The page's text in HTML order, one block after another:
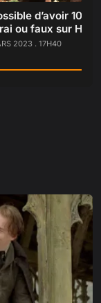
d’avoir 10/10
ou faux sur
2023 . 17H40